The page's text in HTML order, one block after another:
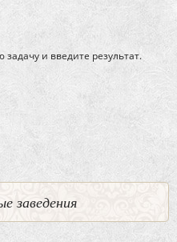
и введите результат.
заведения